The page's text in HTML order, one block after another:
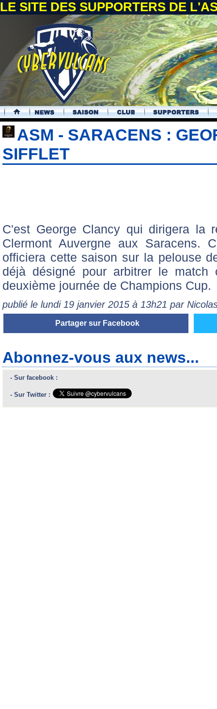
LE SITE DES SUPPORTERS DE
.
ASM - SARACENS :
SIFFLET
C'est George Clancy qui dirigera la
Clermont Auvergne aux Saracens.
officiera cette saison sur la pelouse
déjà désigné pour arbitrer le
deuxième journée de Champions Cup.
publié le lundi 19 janvier 2015 à 13h21 par
Partager sur Facebook
Abonnez-vous aux news...
- Sur facebook :
- Sur Twitter :